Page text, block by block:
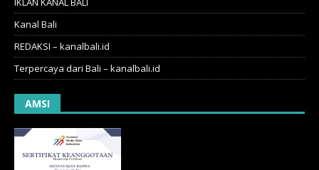
Kanal Bali
REDAKSI – kanalbali.id
Terpercaya dari Bali – kanalbali.id
AMSI